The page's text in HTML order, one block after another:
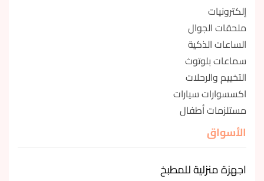
إلكترونيات
ملحقات الجوال
الساعات الذكية
سماعات بلوتوث
التخييم والرحلات
اكسسوارات سيارات
مستلزمات أطفال
الأسواق
اجهزة منزلية للمطبخ